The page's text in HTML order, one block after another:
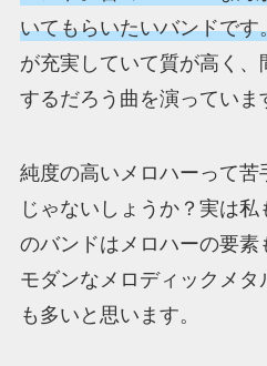
いてもらいたいバンドです
が充実していて質が高く
するだろう曲を演っていま
純度の高いメロハーって苦
じゃないしょうか？実は
のバンドはメロハーの要素
モダンなメロディックメタ
も多いと思います。